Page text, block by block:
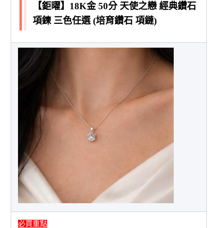
【鉅曜】18K金 50分 天使之戀 經典鑽石
項鍊 三色任選 (培育鑽石 項鏈)
必買重點